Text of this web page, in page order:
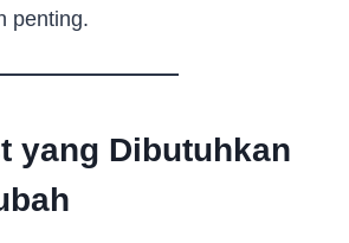
penting.
yang Dibutuhkan